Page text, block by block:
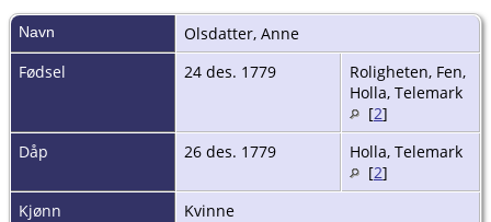
Navn Olsdatter, Anne
Fødsel
24 des. 1779
Roligheten, Fen,
Holla, Telemark
[2]
Dåp
26 des. 1779
Holla, Telemark
[2]
Kjønn
Kvinne